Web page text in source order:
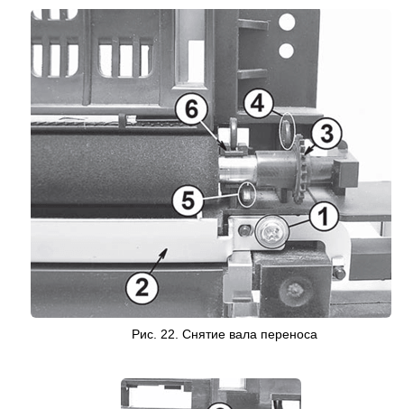
Рис. 22. Снятие вала переноса